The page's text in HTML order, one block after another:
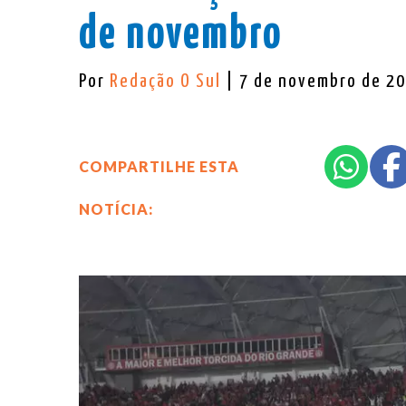
de novembro
Por Redação O Sul | 7 de novembro de
COMPARTILHE ESTA
NOTÍCIA: